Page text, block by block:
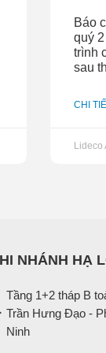
Báo
quý
trình
sau
CHI
Lideco
NHÁNH HẠ
Tầng 1+2 tháp B
Trần Hưng Đạo -
Ninh